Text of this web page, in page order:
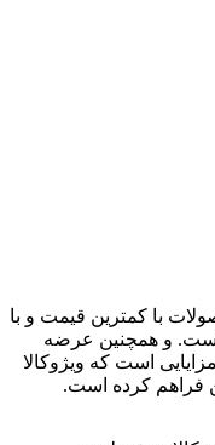
با کمترین قیمت و با
است. و همچنین عرضه
است که ویژوکالا
فراهم کرده است.